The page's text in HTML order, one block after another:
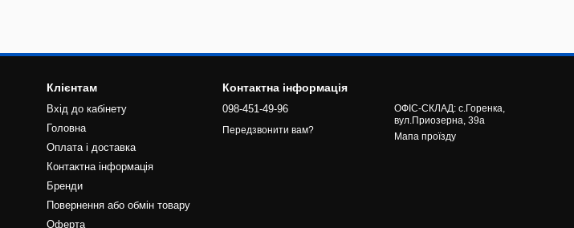
Клієнтам
Вхід до кабінету
Головна
Оплата і доставка
Контактна інформація
Бренди
Повернення або обмін товару
Оферта
Контактна інформація
098-451-49-96
Передзвонити вам?
ОФІС-СКЛАД: с.Горенка,
вул.Приозерна, 39а
Мапа проїзду